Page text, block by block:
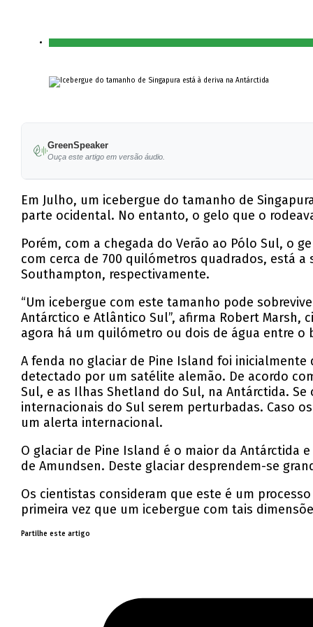
GreenSpeaker
Ouça este artigo em versão áudio.
Em Julho, um icebergue do tamanho de
parte ocidental. No entanto, o gelo que o
Porém, com a chegada do Verão ao Pólo Sul, o
com cerca de 700 quilómetros quadrados, está
Southampton, respectivamente.
“Um icebergue com este tamanho pode
Antárctico e Atlântico Sul”, afirma Robert Marsh,
agora há um quilómetro ou dois de água entre o
A fenda no glaciar de Pine Island foi
detectado por um satélite alemão. De acordo
Sul, e as Ilhas Shetland do Sul, na Antárctida.
internacionais do Sul serem perturbadas. Caso
um alerta internacional.
O glaciar de Pine Island é o maior da Antárctida
de Amundsen. Deste glaciar desprendem-se
Os cientistas consideram que este é um
primeira vez que um icebergue com tais
Partilhe este artigo